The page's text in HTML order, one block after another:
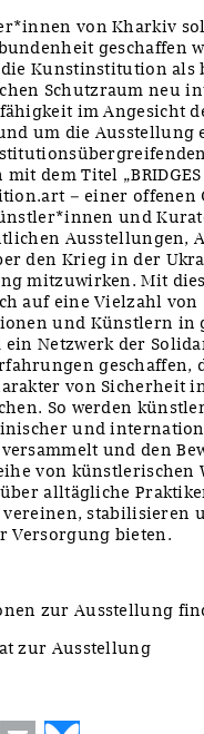
von Kharkiv
geschaffen
Kunstinstitution als
Schutzraum neu
im Angesicht
um die Ausstellung
dem Titel „BRIDGES
– einer offenen
und
Ausstellungen,
den Krieg in der
mitzuwirken. Mit
auf eine Vielzahl von
und Künstlern in
ein Netzwerk der
geschaffen,
von Sicherheit
So werden
und
und den
von künstlerischen
alltägliche
stabilisieren
Versorgung bieten.
zur Ausstellung
zur Ausstellung